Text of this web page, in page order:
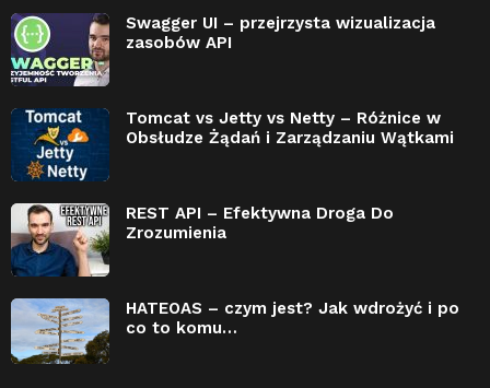
Swagger UI – przejrzysta wizualizacja
zasobów API
Tomcat vs Jetty vs Netty – Różnice w
Obsłudze Żądań i Zarządzaniu Wątkami
REST API – Efektywna Droga Do
Zrozumienia
HATEOAS – czym jest? Jak wdrożyć i po
co to komu…